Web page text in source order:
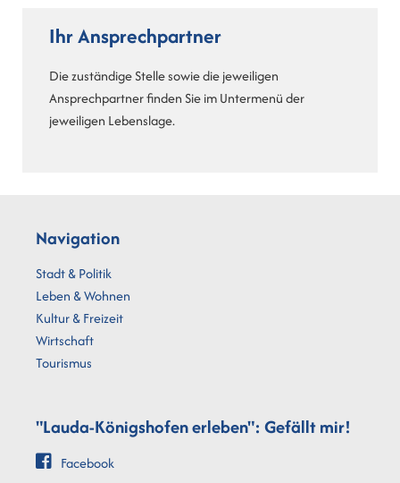
Ihr Ansprechpartner
Die zuständige Stelle sowie die jeweiligen
Ansprechpartner finden Sie im Untermenü der
jeweiligen Lebenslage.
Navigation
Stadt & Politik
Leben & Wohnen
Kultur & Freizeit
Wirtschaft
Tourismus
"Lauda-Königshofen erleben": Gefällt mir!
Facebook